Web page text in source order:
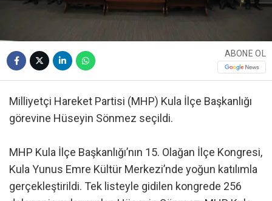
ABONE OL
Milliyetçi Hareket Partisi (MHP) Kula İlçe Başkanlığı
görevine Hüseyin Sönmez seçildi.
MHP Kula İlçe Başkanlığı’nın 15. Olağan İlçe Kongresi,
Kula Yunus Emre Kültür Merkezi’nde yoğun katılımla
gerçekleştirildi. Tek listeyle gidilen kongrede 256